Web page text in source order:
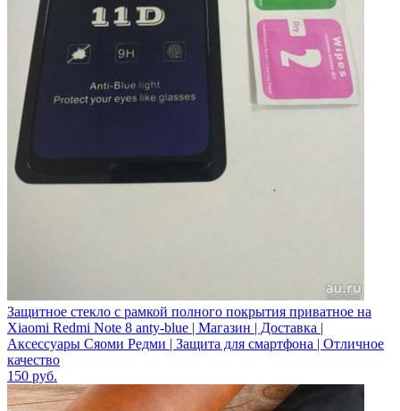
Защитное стекло с рамкой полного покрытия приватное на
Xiaomi Redmi Note 8 anty-blue | Магазин | Доставка |
Аксессуары Сяоми Редми | Защита для смартфона | Отличное
качество
150 руб.